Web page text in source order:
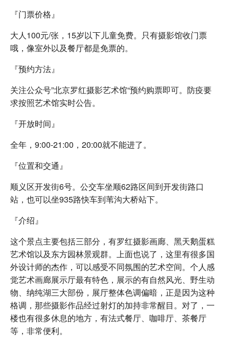
『门票价格』
大人100元/张，15岁以下儿童免费。只有摄影馆收门票
哦，像室外以及餐厅都是免票的。
『预约方法』
关注公众号”北京罗红摄影艺术馆“预约购票即可。防疫要
求按照艺术馆实时公告。
『开放时间』
全年，9:00-21:00，20:00就不能进了。
『位置和交通』
顺义区开发街6号。公交车坐顺62路区间到开发街路口
站，也可以坐935路快车到苇沟大桥站下。
『介绍』
这个景点主要包括三部分，有罗红摄影画廊、黑天鹅蛋糕
艺术馆以及东方园林景观群。上面也说了，这里有很多国
外设计师的杰作，可以感受不同氛围的艺术空间。个人感
觉艺术画廊展示厅最有特色，展示的有自然风光、野生动
物、纳纯湖三大部份，展厅整体色调偏暗，正是因为这种
格调，那些摄影作品经过射灯的加持非常醒目。对了，一
楼也有很多休息的地方，有法式餐厅、咖啡厅、茶餐厅
等，非常便利。